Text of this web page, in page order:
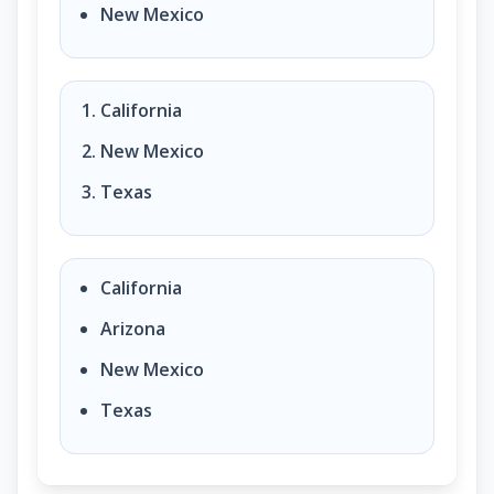
New Mexico
California
New Mexico
Texas
California
Arizona
New Mexico
Texas